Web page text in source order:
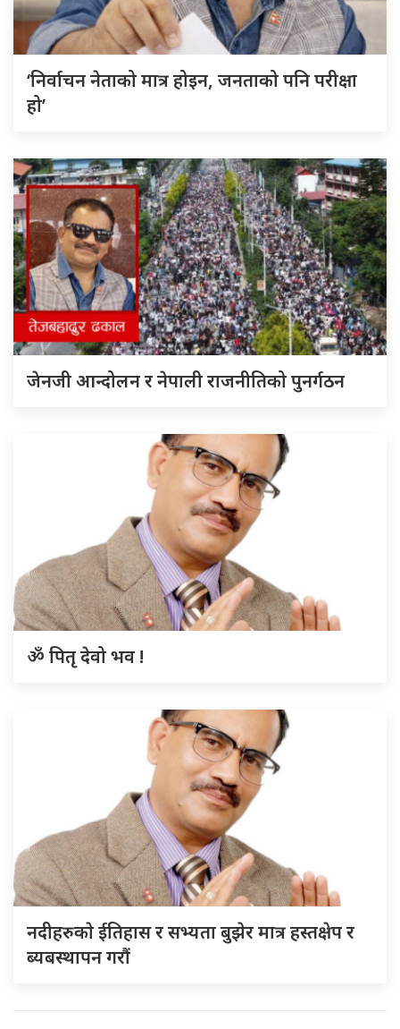
‘निर्वाचन नेताको मात्र होइन, जनताको पनि परीक्षा
हो’
जेनजी आन्दोलन र नेपाली राजनीतिको पुनर्गठन
ॐ पितृ देवो भव !
नदीहरुकाे ईतिहास र सभ्यता बुझेर मात्र हस्तक्षेप र
ब्यबस्थापन गराैं